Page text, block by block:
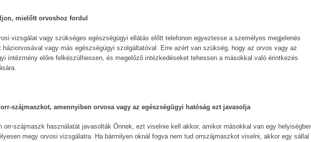
mielőtt orvoshoz fordul
vizsgálat vagy szükséges egészségügyi ellátás előtt telefonon egyeztesse a személyes megjelenés
háziorvosával vagy más egészségügyi szolgáltatóval. Erre azért van szükség, hogy az orvos vagy az
intézmény előre felkészülhessen, és megelőző intézkedéseket tehessen a másokkal való érintkezés
szájmaszkot, amennyiben orvosa vagy az egészségügyi hatóság ezt javasolja
orr-szájmaszk használatát javasolták Önnek, ezt viselnie kell akkor, amikor másokkal van egy
megy orvosi vizsgálatra. Ha bármilyen oknál fogva nem tud orr­szájmaszkot viselni, akkor egy sállal